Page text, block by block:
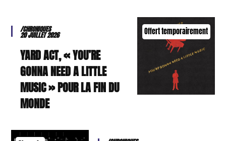
Offert temporairement
/CHRONIQUES
20 JUILLET 2026
YARD ACT, « YOU’RE
GONNA NEED A LITTLE
MUSIC » POUR LA FIN DU
MONDE